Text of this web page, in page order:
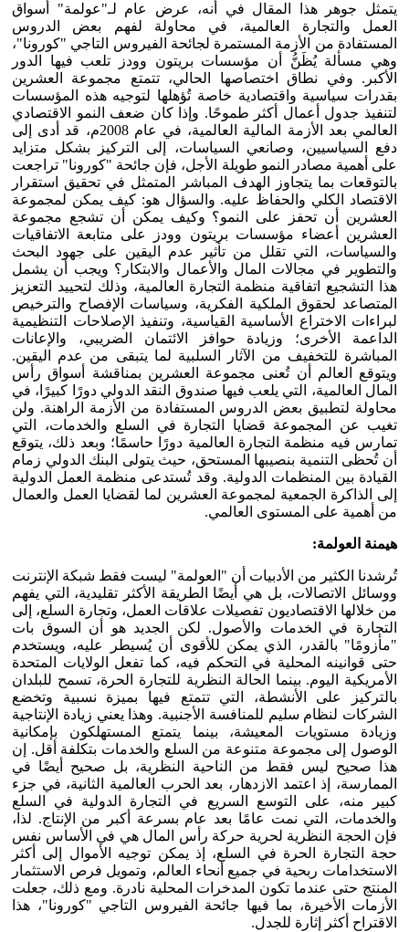
يتمثل جوهر هذا المقال في أنه، عرض عام لـ"عولمة" أسواق
العمل والتجارة العالمية، في محاولة لفهم بعض الدروس
المستفادة من الأزمة المستمرة لجائحة الفيروس التاجي "كورونا"،
وهي مسألة يُظَنُّ أن مؤسسات بريتون وودز تلعب فيها الدور
الأكبر. وفي نطاق اختصاصها الحالي، تتمتع مجموعة العشرين
بقدرات سياسية واقتصادية خاصة تُؤهلها لتوجيه هذه المؤسسات
لتنفيذ جدول أعمال أكثر طموحًا. وإذا كان ضعف النمو الاقتصادي
العالمي بعد الأزمة المالية العالمية، في عام 2008م، قد أدى إلى
دفع السياسيين، وصانعي السياسات، إلى التركيز بشكل متزايد
على أهمية مصادر النمو طويلة الأجل، فإن جائحة "كورونا" تراجعت
بالتوقعات بما يتجاوز الهدف المباشر المتمثل في تحقيق استقرار
الاقتصاد الكلي والحفاظ عليه. والسؤال هو: كيف يمكن لمجموعة
العشرين أن تحفز على النمو؟ وكيف يمكن أن تشجع مجموعة
العشرين أعضاء مؤسسات بريتون وودز على متابعة الاتفاقيات
والسياسات، التي تقلل من تأثير عدم اليقين على جهود البحث
والتطوير في مجالات المال والأعمال والابتكار؟ ويجب أن يشمل
هذا التشجيع اتفاقية منظمة التجارة العالمية، وذلك لتحييد التعزيز
المتصاعد لحقوق الملكية الفكرية، وسياسات الإفصاح والترخيص
لبراءات الاختراع الأساسية القياسية، وتنفيذ الإصلاحات التنظيمية
الداعمة الأخرى؛ وزيادة حوافز الائتمان الضريبي، والإعانات
المباشرة للتخفيف من الآثار السلبية لما يتبقى من عدم اليقين.
ويتوقع العالم أن تُعنى مجموعة العشرين بمناقشة أسواق رأس
المال العالمية، التي يلعب فيها صندوق النقد الدولي دورًا كبيرًا، في
محاولة لتطبيق بعض الدروس المستفادة من الأزمة الراهنة. ولن
تغيب عن المجموعة قضايا التجارة في السلع والخدمات، التي
تمارس فيه منظمة التجارة العالمية دورًا حاسمًا؛ وبعد ذلك، يتوقع
أن تُحظى التنمية بنصيبها المستحق، حيث يتولى البنك الدولي زمام
القيادة بين المنظمات الدولية. وقد تُستدعى منظمة العمل الدولية
إلى الذاكرة الجمعية لمجموعة العشرين لما لقضايا العمل والعمال
من أهمية على المستوى العالمي.
هيمنة العولمة:
تُرشدنا الكثير من الأدبيات أن "العولمة" ليست فقط شبكة الإنترنت
ووسائل الاتصالات، بل هي أيضًا الطريقة الأكثر تقليدية، التي يفهم
من خلالها الاقتصاديون تفصيلات علاقات العمل، وتجارة السلع، إلى
التجارة في الخدمات والأصول. لكن الجديد هو أن السوق بات
"مأزومًا" بالقدر، الذي يمكن للأقوى أن يُسيطر عليه، ويستخدم
حتى قوانينه المحلية في التحكم فيه، كما تفعل الولايات المتحدة
الأمريكية اليوم. بينما الحالة النظرية للتجارة الحرة، تسمح للبلدان
بالتركيز على الأنشطة، التي تتمتع فيها بميزة نسبية وتخضع
الشركات لنظام سليم للمنافسة الأجنبية. وهذا يعني زيادة الإنتاجية
وزيادة مستويات المعيشة، بينما يتمتع المستهلكون بإمكانية
الوصول إلى مجموعة متنوعة من السلع والخدمات بتكلفة أقل. إن
هذا صحيح ليس فقط من الناحية النظرية، بل صحيح أيضًا في
الممارسة، إذ اعتمد الازدهار، بعد الحرب العالمية الثانية، في جزء
كبير منه، على التوسع السريع في التجارة الدولية في السلع
والخدمات، التي نمت عامًا بعد عام بسرعة أكبر من الإنتاج. لذا،
فإن الحجة النظرية لحرية حركة رأس المال هي في الأساس نفس
حجة التجارة الحرة في السلع، إذ يمكن توجيه الأموال إلى أكثر
الاستخدامات ربحية في جميع أنحاء العالم، وتمويل فرص الاستثمار
المنتج حتى عندما تكون المدخرات المحلية نادرة. ومع ذلك، جعلت
الأزمات الأخيرة، بما فيها جائحة الفيروس التاجي "كورونا"، هذا
الاقتراح أكثر إثارة للجدل.